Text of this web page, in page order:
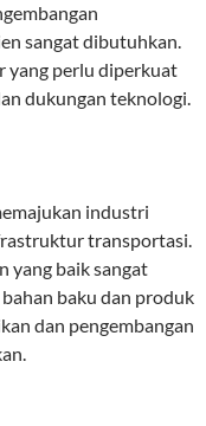
sangat dibutuhkan.
yang perlu diperkuat
dukungan teknologi.
industri
transportasi.
yang baik sangat
baku dan produk
dan pengembangan